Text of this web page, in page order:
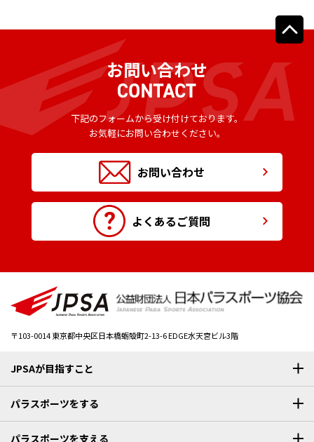
お問い合わせ
下記のフォームから受け付けております。
お気軽にお問い合わせください。
お問い合わせ
よくあるご質問
〒103-0014東京都中央区日本橋蛎殻町2-13-6 EDGE水天宮ビル3階
JPSAが目指すこと
パラスポーツをする
パラスポーツを支える